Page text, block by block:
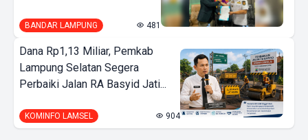
BANDAR LAMPUNG 481
Dana Rp1,13 Miliar, Pemkab
Lampung Selatan Segera
Perbaiki Jalan RA Basyid Jati...
KOMINFO LAMSEL 904